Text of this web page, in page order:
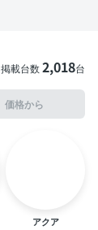
掲載台数2,018台
価格から
アクア